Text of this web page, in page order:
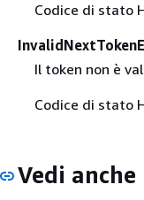
Codice di stato
Il token non è
Codice di stato
Vedi anche